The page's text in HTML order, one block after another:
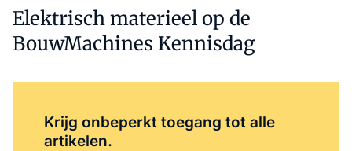
Elektrisch materieel op de
BouwMachines Kennisdag
Krijg onbeperkt toegang tot alle
artikelen.